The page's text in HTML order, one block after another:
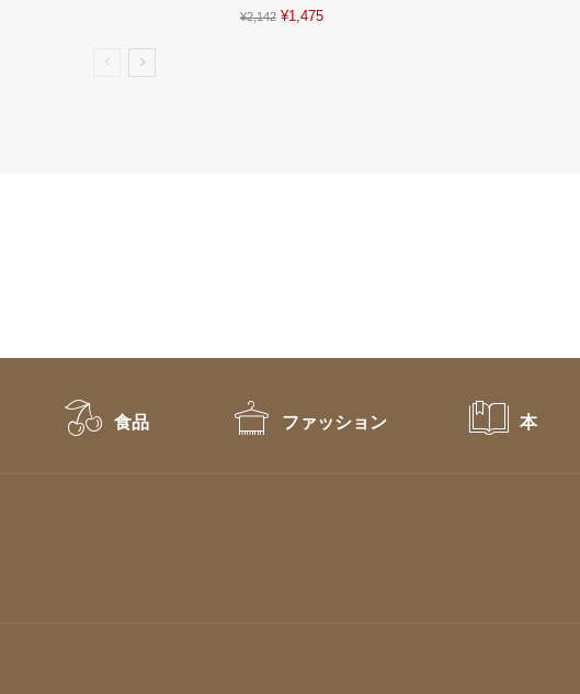
¥2,142 Original
¥1,475Current
食品 ファッション 本